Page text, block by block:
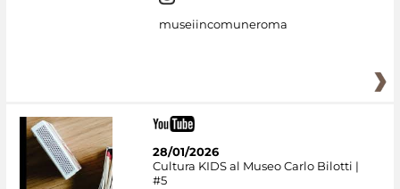
museiincomuneroma
28/01/2026
Cultura KIDS al Museo Carlo Bilotti |
#5